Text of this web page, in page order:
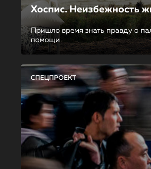
Хоспис. Неизбежность
Пришло время знать правду о
помощи
СПЕЦПРОЕКТ